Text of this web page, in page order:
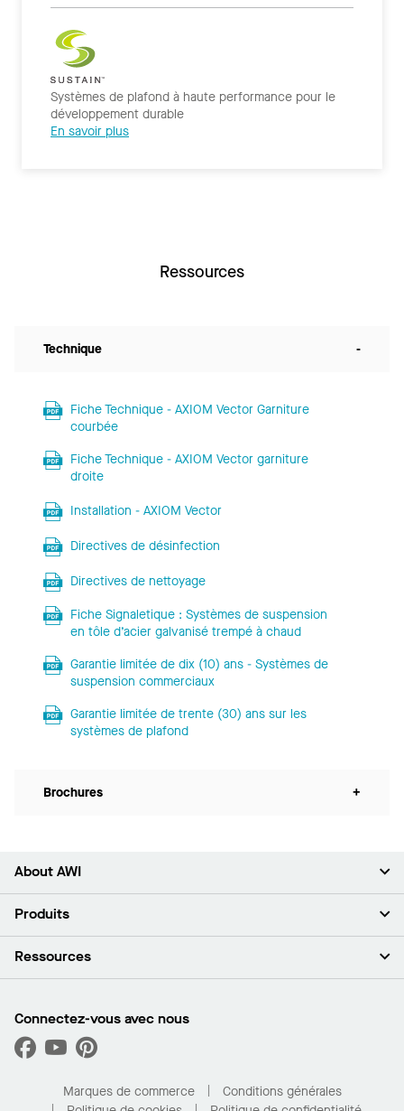
Systèmes de plafond à haute performance pour le
développement durable
En savoir plus
Ressources
Technique -
Fiche Technique - AXIOM Vector Garniture
courbée
Fiche Technique - AXIOM Vector garniture
droite
Installation - AXIOM Vector
Directives de désinfection
Directives de nettoyage
Fiche Signaletique : Systèmes de suspension
en tôle d’acier galvanisé trempé à chaud
Garantie limitée de dix (10) ans - Systèmes de
suspension commerciaux
Garantie limitée de trente (30) ans sur les
systèmes de plafond
Brochures +
About AWI
À propos de nous
Espace presse
Développement durable
Quelles sont mes options d’achat?
Produits
Plafonds
Capacités sur mesure
Performance
Ressources
Trouver un distributeur
Trouver un distributeur
Pour la maison
Connectez-vous avec nous
Marques de commerce
Conditions générales